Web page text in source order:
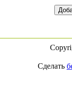
Сделать